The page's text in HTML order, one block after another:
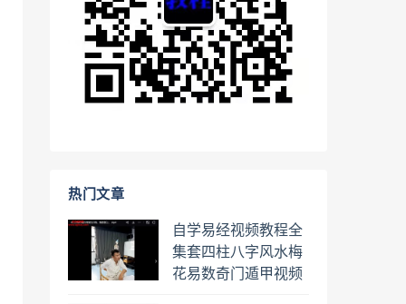
热门文章
自学易经视频教程全
集套四柱八字风水梅
花易数奇门遁甲视频